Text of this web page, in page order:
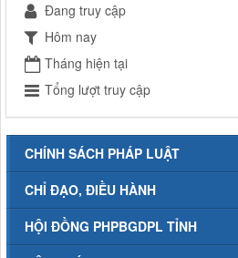
Đang truy cập
Hôm nay
Tháng hiện tại
Tổng lượt truy cập
CHÍNH SÁCH PHÁP LUẬT
CHỈ ĐẠO, ĐIỀU HÀNH
HỘI ĐỒNG PHPBGDPL TỈNH